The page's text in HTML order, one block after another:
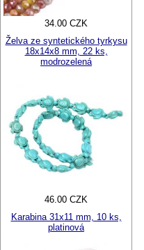
34.00 CZK
Želva ze syntetického tyrkysu
18x14x8 mm, 22 ks,
modrozelená
46.00 CZK
Karabina 31x11 mm, 10 ks,
platinová